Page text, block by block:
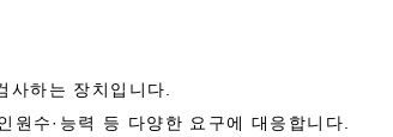
사하는 장치입니다.
수·능력 등 다양한 요구에 대응합니다.